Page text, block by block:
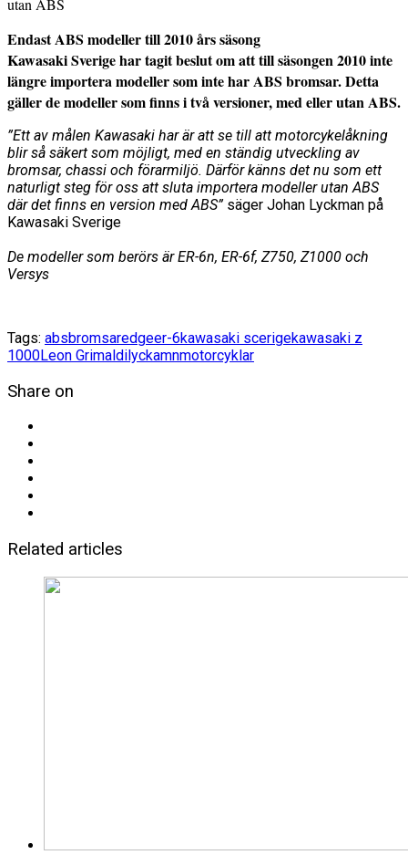
utan ABS
Endast ABS modeller till 2010 års säsong
Kawasaki Sverige har tagit beslut om att till säsongen 2010 inte
längre importera modeller som inte har ABS bromsar. Detta
gäller de modeller som finns i två versioner, med eller utan ABS.
”Ett av målen Kawasaki har är att se till att motorcykelåkning
blir så säkert som möjligt, med en ständig utveckling av
bromsar, chassi och förarmiljö. Därför känns det nu som ett
naturligt steg för oss att sluta importera modeller utan ABS
där det finns en version med ABS”säger Johan Lyckman på
Kawasaki Sverige
De modeller som berörs är ER-6n, ER-6f, Z750, Z1000 och
Versys
Tags: absbromsaredgeer-6kawasaki scerigekawasaki z
1000Leon Grimaldilyckamnmotorcyklar
Share on
Related articles